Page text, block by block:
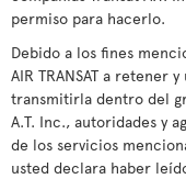
permiso para hacerlo.
Debido a los fines
AIR TRANSAT a retener
transmitirla dentro del
A.T. Inc., autoridades y
de los servicios
usted declara haber